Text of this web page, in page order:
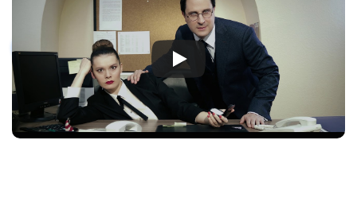
Стоимость услуги: от 3 600 руб/мес
Заказать услугу